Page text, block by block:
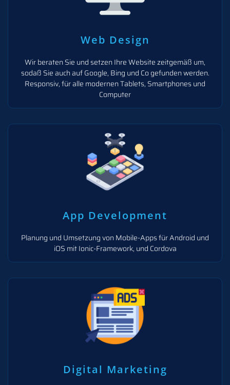
Web Design
Wir beraten Sie und setzen Ihre Website zeitgemäß um,
sodaß Sie auch auf Google, Bing und Co gefunden werden.
Responsiv, für alle modernen Tablets, Smartphones und
Computer
App Development
Planung und Umsetzung von Mobile-Apps für Android und
iOS mit Ionic-Framework, und Cordova
Digital Marketing